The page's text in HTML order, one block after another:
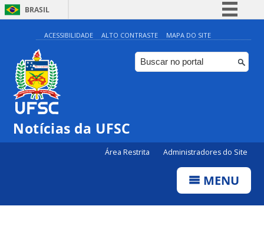
BRASIL
Simplifique!
Comunica BR
Participe
ACESSIBILIDADE ALTO CONTRASTE MAPA DO SITE
Notícias da UFSC
Área Restrita Administradores do Site
MENU